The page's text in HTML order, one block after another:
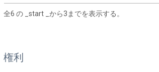
全6 の _start _から3までを表示する。
権利